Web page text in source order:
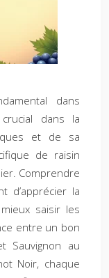
dans
dans la
et de sa
de raisin
Comprendre
d’apprécier la
saisir les
entre un bon
Sauvignon au
Noir, chaque